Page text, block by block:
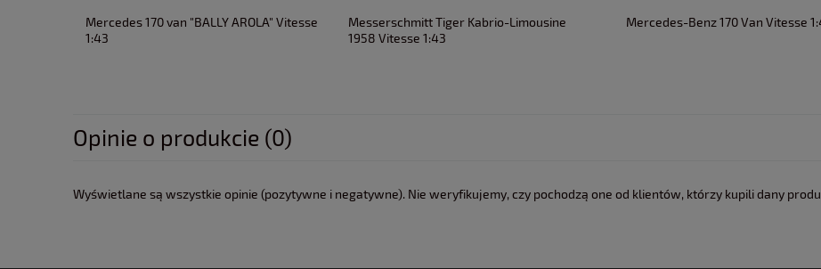
Mercedes 170 van "BALLY AROLA" Vitesse
1:43
Messerschmitt Tiger Kabrio-Limousine
1958 Vitesse 1:43
Mercedes-Benz 170 Van Vitesse
Opinie o produkcie (0)
Wyświetlane są wszystkie opinie (pozytywne i negatywne). Nie weryfikujemy, czy pochodzą one od klientów, którzy kupili dany